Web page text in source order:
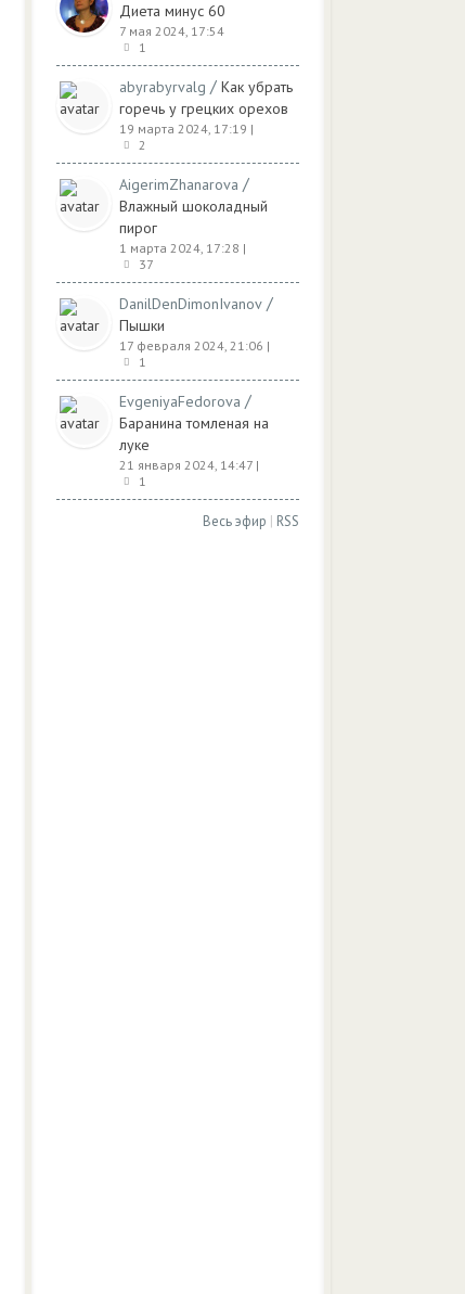
Диета минус 60
7 мая 2024, 17:54
1
abyrabyrvalg / Как убрать
горечь у грецких орехов
19 марта 2024, 17:19 |
2
AigerimZhanarova /
Влажный шоколадный
пирог
1 марта 2024, 17:28 |
37
DanilDenDimonIvanov /
Пышки
17 февраля 2024, 21:06 |
1
EvgeniyaFedorova /
Баранина томленая на
луке
21 января 2024, 14:47 |
1
Весь эфир | RSS